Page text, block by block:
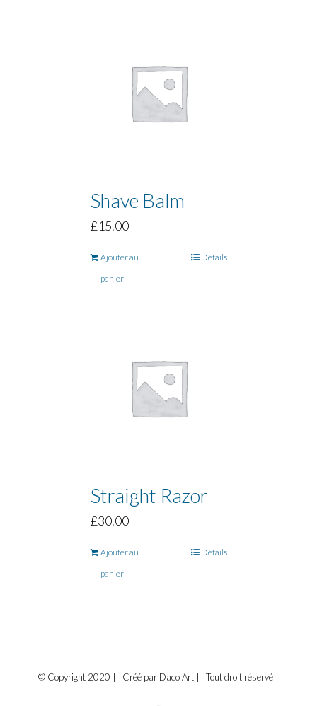
Shave Balm
£15.00
Ajouter au
panier
Détails
Straight Razor
£30.00
Ajouter au
panier
Détails
© Copyright 2020 | Créé par Daco Art | Tout droit réservé